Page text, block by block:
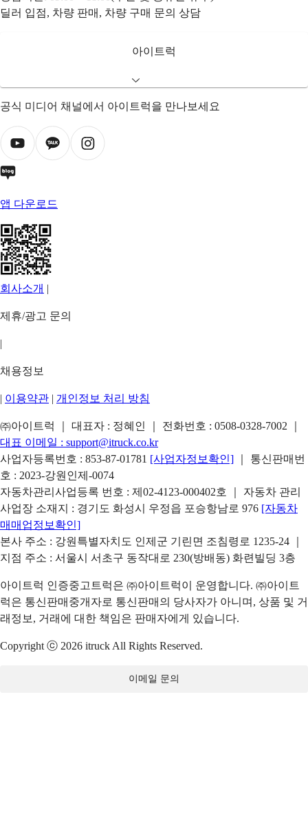
딜러 입점, 차량 판매, 차량 구매 문의 상담
아이트럭
공식 미디어 채널에서 아이트럭을 만나보세요
앱 다운로드
회사소개 |
제휴/광고 문의
|
채용정보
| 이용약관 | 개인정보 처리 방침
㈜아이트럭 ｜ 대표자 : 정혜인 ｜ 전화번호 : 0508-0328-7002
대표 이메일 : support@itruck.co.kr
사업자등록번호 : 853-87-01781 [사업자정보확인]
｜ 통신판매번
호 : 2023-강원인제-0074
자동차관리사업등록 번호 : 제02-4123-000402호 ｜ 자동차 관리
사업장 소재지 : 경기도 화성시 우정읍 포승항남로 976 [자동차
매매업정보확인]
본사 주소 : 강원특별자치도 인제군 기린면 조침령로 1235-24 ｜
지점 주소 : 서울시 서초구 동작대로 230(방배동) 화련빌딩 3층
아이트럭 인증중고트럭은 ㈜아이트럭이 운영합니다. ㈜아이트
럭은 통신판매중개자로 통신판매의 당사자가 아니며, 상품 및 거
래정보, 거래에 대한 책임은 판매자에게 있습니다.
Copyright ⓒ 2026 itruck All Rights Reserved.
이메일 문의